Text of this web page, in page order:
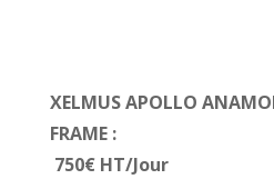
XELMUS APOLLO
750€ HT/Jour